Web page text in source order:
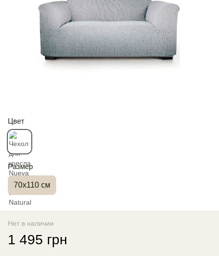
Цвет
Размер
70x110 см
Нет в наличии
1 495 грн